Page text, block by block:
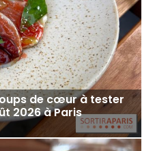
de cœur à tester
2026 à Paris